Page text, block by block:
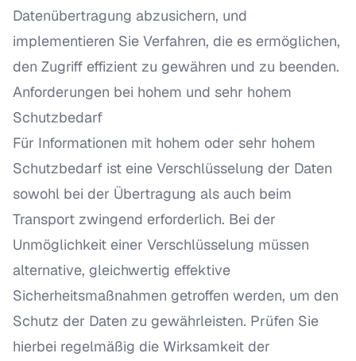
Datenübertragung abzusichern, und
implementieren Sie Verfahren, die es ermöglichen,
den Zugriff effizient zu gewähren und zu beenden.
Anforderungen bei hohem und sehr hohem
Schutzbedarf
Für Informationen mit hohem oder sehr hohem
Schutzbedarf ist eine Verschlüsselung der Daten
sowohl bei der Übertragung als auch beim
Transport zwingend erforderlich. Bei der
Unmöglichkeit einer Verschlüsselung müssen
alternative, gleichwertig effektive
Sicherheitsmaßnahmen getroffen werden, um den
Schutz der Daten zu gewährleisten. Prüfen Sie
hierbei regelmäßig die Wirksamkeit der